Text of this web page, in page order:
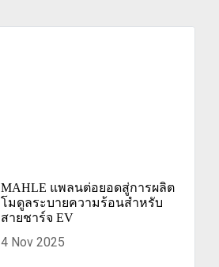
MAHLE แพลนต่อยอดสู่การผลิต
โมดูลระบายความร้อนสำหรับ
สายชาร์จ EV
4 Nov 2025